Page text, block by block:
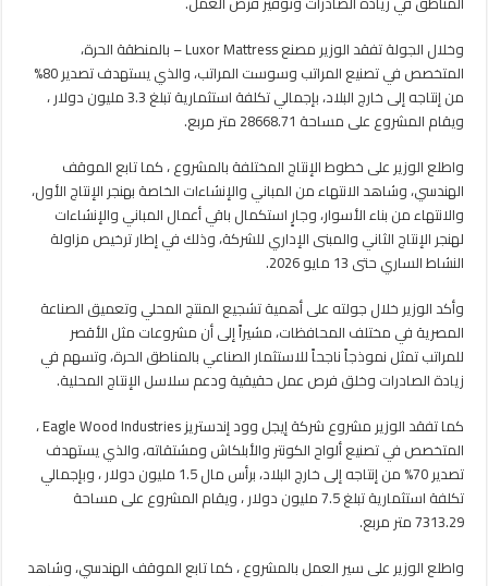
وخلال الجولة تفقد الوزير مصنع Luxor Mattress – بالمنطقة الحرة،
المتخصص في تصنيع المراتب وسوست المراتب، والذي يستهدف تصدير 80%
من إنتاجه إلى خارج البلاد، بإجمالي تكلفة استثمارية تبلغ 3.3 مليون دولار ،
ويقام المشروع على مساحة 28668.71 متر مربع.
واطلع الوزير على خطوط الإنتاج المختلفة بالمشروع ، كما تابع الموقف
الهندسي، وشاهد الانتهاء من المباني والإنشاءات الخاصة بهنجر الإنتاج الأول،
والانتهاء من بناء الأسوار، وجارٍ استكمال باقي أعمال المباني والإنشاءات
لهنجر الإنتاج الثاني والمبنى الإداري للشركة، وذلك في إطار ترخيص مزاولة
النشاط الساري حتى 13 مايو 2026.
وأكد الوزير خلال جولته على أهمية تشجيع المنتج المحلي وتعميق الصناعة
المصرية في مختلف المحافظات، مشيراً إلى أن مشروعات مثل الأقصر
للمراتب تمثل نموذجاً ناجحاً للاستثمار الصناعي بالمناطق الحرة، وتسهم في
زيادة الصادرات وخلق فرص عمل حقيقية ودعم سلاسل الإنتاج المحلية.
كما تفقد الوزير مشروع شركة إيجل وود إندستريز Eagle Wood Industries ،
المتخصص في تصنيع ألواح الكونتر والأبلكاش ومشتقاته، والذي يستهدف
تصدير 70% من إنتاجه إلى خارج البلاد، برأس مال 1.5 مليون دولار ، وبإجمالي
تكلفة استثمارية تبلغ 7.5 مليون دولار ، ويقام المشروع على مساحة
7313.29 متر مربع.
واطلع الوزير على سير العمل بالمشروع ، كما تابع الموقف الهندسي، وشاهد